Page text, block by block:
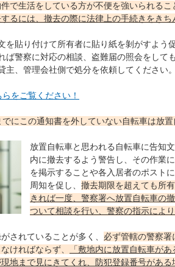
で生活をしている方が不便を強いられる
るには、撤去の際に法律上の手続きをきち
を貼り付けて所有者に貼り紙を剝がすよう促
ば警察に対応の相談、盗難届の照会をしても
、管理会社側で処分を依頼してください。
をご覧ください！
にこの通知書を外していない自転車は放置
放置自転車と思われる自転車に告知
内に撤去するよう警告し、その作業
を掲示することや各入居者のポスト
周知を促し、 撤去期限を超えても所
きれば一度、警察署へ放置自転車の
ついて相談を行い、警察の指示によ
されていることが多く、 必ず管轄の警察
ければならず、
「敷地内に放置自転車が
地まで見にきてくれ、防犯登録番号がある